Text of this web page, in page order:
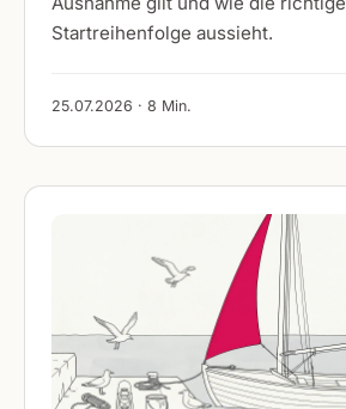
Startreihenfolge aussieht.
25.07.2026 · 8 Min.